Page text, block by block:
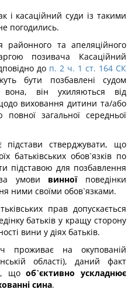
і касаційний суди із такими
погодились.
та апеляційного
позивача Касаційний
до п. 2 ч. 1 ст. 164 СК
бути позбавлені судом
він ухиляються від
виховання дитини та/або
загальної середньої
підстави стверджувати, що
батьківських обов`язків по
підставою для позбавлення
умови винної поведінки
ними своїми обов`язками.
прав допускається
батьків у кращу сторону
вини у діях батьків.
проживає на окупованій
області), даний факт
щооб`єктивно ускладнює
сина.